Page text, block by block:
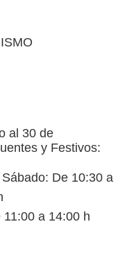
al 30 de
y Festivos:
De 10:30 a
a 14:00 h